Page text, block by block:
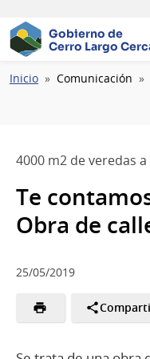
Gobierno de
Cerro Largo
Ruta
Inicio Comunicación
4000 m2 de veredas
Te
Obra de
25/05/2019